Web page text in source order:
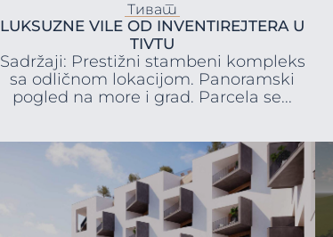
Тиват
LUKSUZNE VILE OD INVENTIREJTERA U
TIVTU
Sadržaji: Prestižni stambeni kompleks
sa odličnom lokacijom. Panoramski
pogled na more i grad. Parcela se...